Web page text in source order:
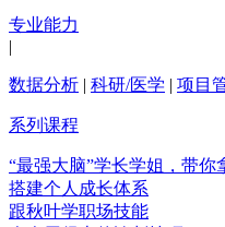
专业能力
|
数据分析 | 科研/医学 | 项目
系列课程
“最强大脑”学长学姐，带你
搭建个人成长体系
跟秋叶学职场技能